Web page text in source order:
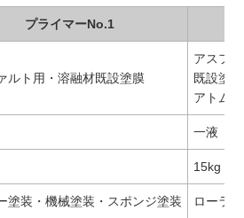
プライマーNo.1
ルト用・溶融材既設塗膜
アスフ
既設塗
アトム
一液
15kg
塗装・機械塗装・スポンジ塗装 ローラ